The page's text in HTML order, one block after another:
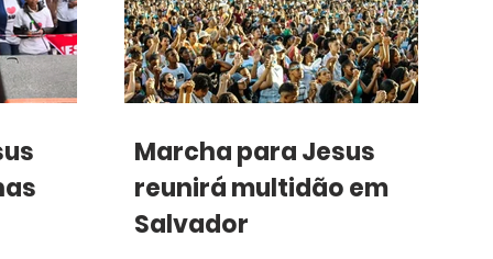
Marcha para Jesus
reunirá multidão em
Salvador